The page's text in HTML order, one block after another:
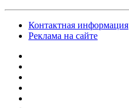
Контактная информация
Реклама на сайте